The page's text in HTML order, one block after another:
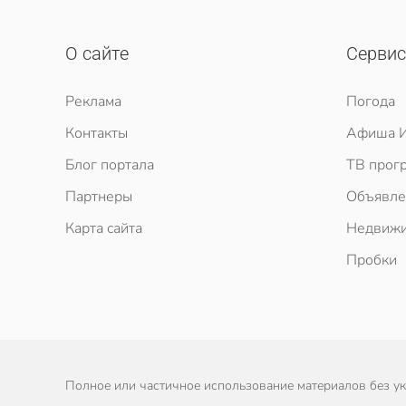
О сайте
Реклама
Контакты
Блог портала
Партнеры
Карта сайта
Погода
Афиша
ТВ
Пробки
Полное или частичное использование материалов без